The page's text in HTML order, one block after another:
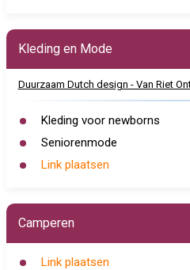
Kleding en Mode
Duurzaam Dutch design - Van Riet
Kleding voor newborns
Seniorenmode
Link plaatsen
Camperen
Link plaatsen